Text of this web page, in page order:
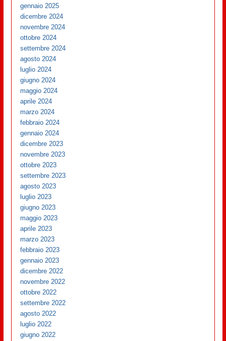
gennaio 2025
dicembre 2024
novembre 2024
ottobre 2024
settembre 2024
agosto 2024
luglio 2024
giugno 2024
maggio 2024
aprile 2024
marzo 2024
febbraio 2024
gennaio 2024
dicembre 2023
novembre 2023
ottobre 2023
settembre 2023
agosto 2023
luglio 2023
giugno 2023
maggio 2023
aprile 2023
marzo 2023
febbraio 2023
gennaio 2023
dicembre 2022
novembre 2022
ottobre 2022
settembre 2022
agosto 2022
luglio 2022
giugno 2022